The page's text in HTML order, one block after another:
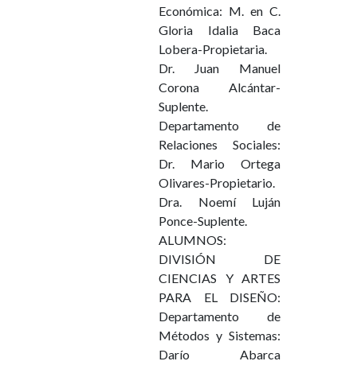
Económica: M. en C.
Gloria Idalia Baca
Lobera-Propietaria.
Dr. Juan Manuel
Corona Alcántar-
Suplente.
Departamento de
Relaciones Sociales:
Dr. Mario Ortega
Olivares-Propietario.
Dra. Noemí Luján
Ponce-Suplente.
ALUMNOS:
DIVISIÓN DE
CIENCIAS Y ARTES
PARA EL DISEÑO:
Departamento de
Métodos y Sistemas:
Darío Abarca